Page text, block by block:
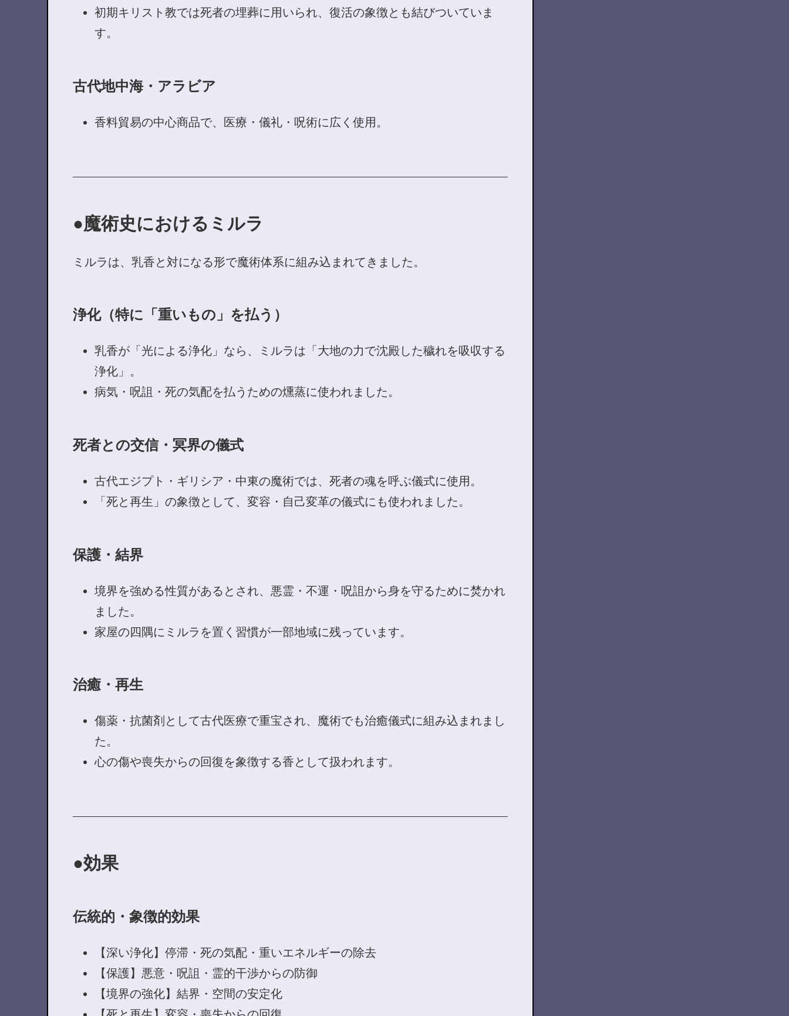
初期キリスト教では死者の埋葬に用いられ、復活の象徴とも結びついていま
す。
古代地中海・アラビア
香料貿易の中心商品で、医療・儀礼・呪術に広く使用。
魔術史におけるミルラ
ミルラは、乳香と対になる形で魔術体系に組み込まれてきました。
浄化（特に「重いもの」を払う）
乳香が「光による浄化」なら、ミルラは「大地の力で沈殿した穢れを吸収する
浄化」。
病気・呪詛・死の気配を払うための燻蒸に使われました。
死者との交信・冥界の儀式
古代エジプト・ギリシア・中東の魔術では、死者の魂を呼ぶ儀式に使用。
「死と再生」の象徴として、変容・自己変革の儀式にも使われました。
保護・結界
境界を強める性質があるとされ、悪霊・不運・呪詛から身を守るために焚かれ
ました。
家屋の四隅にミルラを置く習慣が一部地域に残っています。
治癒・再生
傷薬・抗菌剤として古代医療で重宝され、魔術でも治癒儀式に組み込まれまし
た。
心の傷や喪失からの回復を象徴する香として扱われます。
効果
伝統的・象徴的効果
【深い浄化】停滞・死の気配・重いエネルギーの除去
【保護】悪意・呪詛・霊的干渉からの防御
【境界の強化】結界・空間の安定化